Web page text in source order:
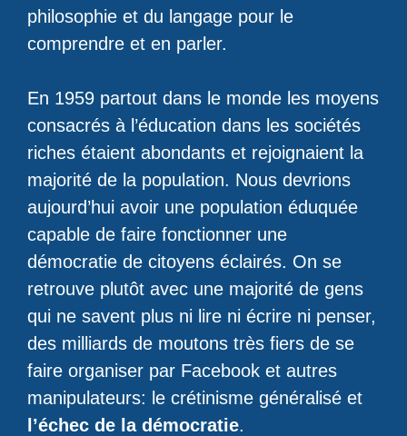
philosophie et du langage pour le
comprendre et en parler.
En 1959 partout dans le monde les moyens
consacrés à l’éducation dans les sociétés
riches étaient abondants et rejoignaient la
majorité de la population. Nous devrions
aujourd’hui avoir une population éduquée
capable de faire fonctionner une
démocratie de citoyens éclairés. On se
retrouve plutôt avec une majorité de gens
qui ne savent plus ni lire ni écrire ni penser,
des milliards de moutons très fiers de se
faire organiser par Facebook et autres
manipulateurs: le crétinisme généralisé et
l’échec de la démocratie.